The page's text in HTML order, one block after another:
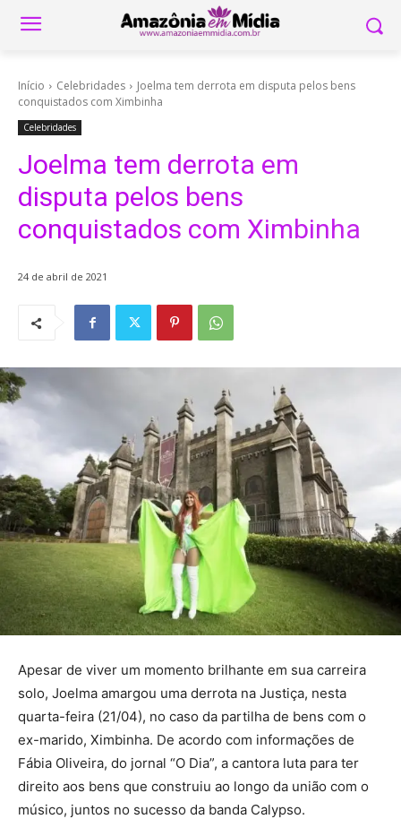
Início Celebridades
Joelma tem derrota em disputa pelos bens
conquistados com Ximbinha
Celebridades
Joelma tem derrota em
disputa pelos bens
conquistados com Ximbinha
24 de abril de 2021
Apesar de viver um momento brilhante em sua carreira
solo, Joelma amargou uma derrota na Justiça, nesta
quarta-feira (21/04), no caso da partilha de bens com o
ex-marido, Ximbinha. De acordo com informações de
Fábia Oliveira, do jornal “O Dia”, a cantora luta para ter
direito aos bens que construiu ao longo da união com o
músico, juntos no sucesso da banda Calypso.